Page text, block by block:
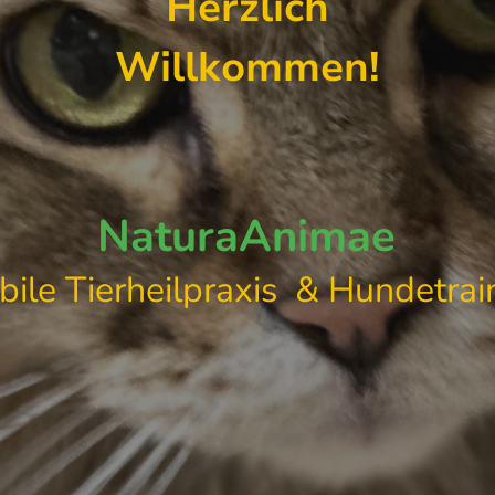
Willkommen!
NaturaAnimae
Tierheilpraxis &